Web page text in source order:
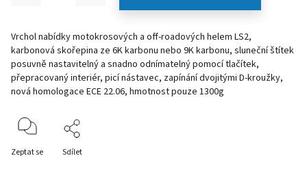
Vrchol nabídky motokrosových a off-roadových helem LS2,
karbonová skořepina ze 6K karbonu nebo 9K karbonu, sluneční štítek
posuvně nastavitelný a snadno odnímatelný pomocí tlačítek,
přepracovaný interiér, picí nástavec, zapínání dvojitými D-kroužky,
nová homologace ECE 22.06, hmotnost pouze 1300g
Zeptat se Sdílet